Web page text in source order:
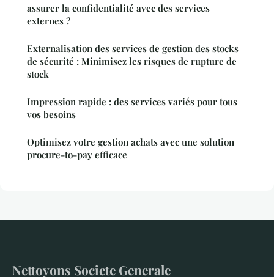
assurer la confidentialité avec des services
externes ?
Externalisation des services de gestion des stocks
de sécurité : Minimisez les risques de rupture de
stock
Impression rapide : des services variés pour tous
vos besoins
Optimisez votre gestion achats avec une solution
procure-to-pay efficace
Nettoyons Societe Generale